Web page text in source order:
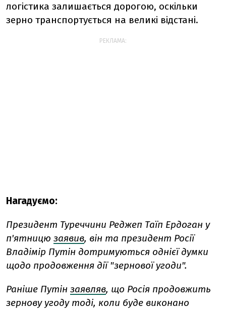
логістика залишається дорогою, оскільки
зерно транспортується на великі відстані.
РЕКЛАМА:
Нагадуємо:
Президент Туреччини Реджеп Таїп Ердоган у
п'ятницю заявив, він та президент Росії
Владімір Путін дотримуються однієї думки
щодо продовження дії "зернової угоди".
Раніше Путін заявляв, що Росія продовжить
зернову угоду тоді, коли буде виконано